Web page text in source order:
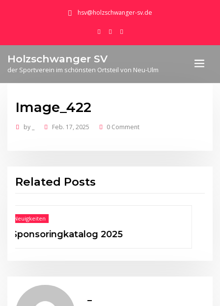
hsv@holzschwanger-sv.de
Holzschwanger SV
der Sportverein im schönsten Ortsteil von Neu-Ulm
Image_422
by Feb. 17, 2025 0 Comment
Related Posts
2025
_